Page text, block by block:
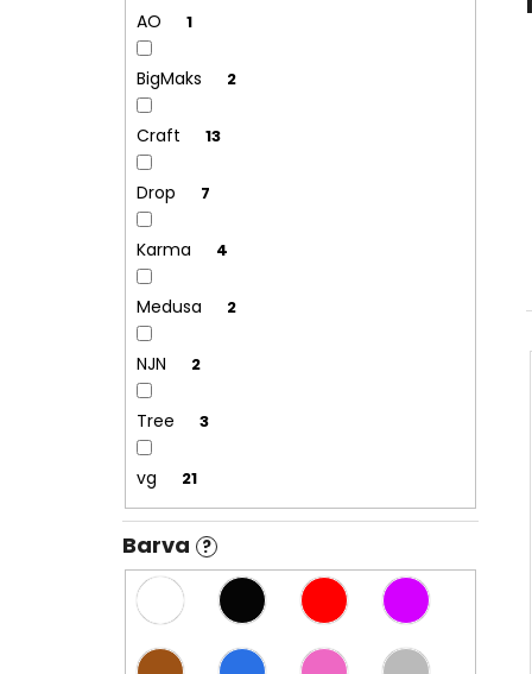
AO 1
BigMaks 2
Craft 13
Drop 7
Karma 4
Medusa 2
NJN 2
Tree 3
vg 21
Barva ?